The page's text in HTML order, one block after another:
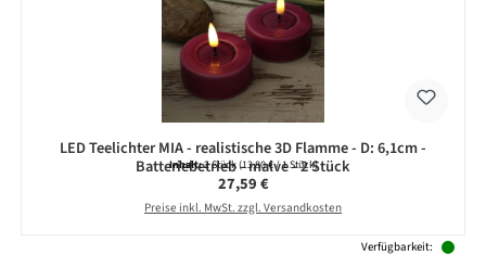
LED Teelichter MIA - realistische 3D Flamme - D: 6,1cm -
Batteriebetrieb - malve - 2 Stück
Inhalt:2 Stück(13,80 € / 1 Stück)
Regulärer Preis:
27,59 €
Preise inkl. MwSt. zzgl. Versandkosten
Verfügbarkeit: